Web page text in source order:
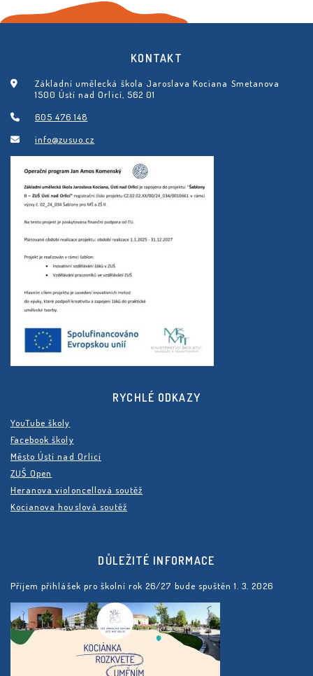
KONTAKT
Základní umělecká škola Jaroslava Kociana Smetanova
1500 Ústí nad Orlicí, 562 01
605 476 148
info@zusuo.cz
RYCHLÉ ODKAZY
YouTube školy
Facebook školy
Město Ústí nad Orlicí
ZUŠ Open
Heranova violoncellová soutěž
Kocianova houslová soutěž
DŮLEŽITÉ INFORMACE
Příjem přihlášek pro školní rok 26/27 bude spuštěn 1. 3. 2026